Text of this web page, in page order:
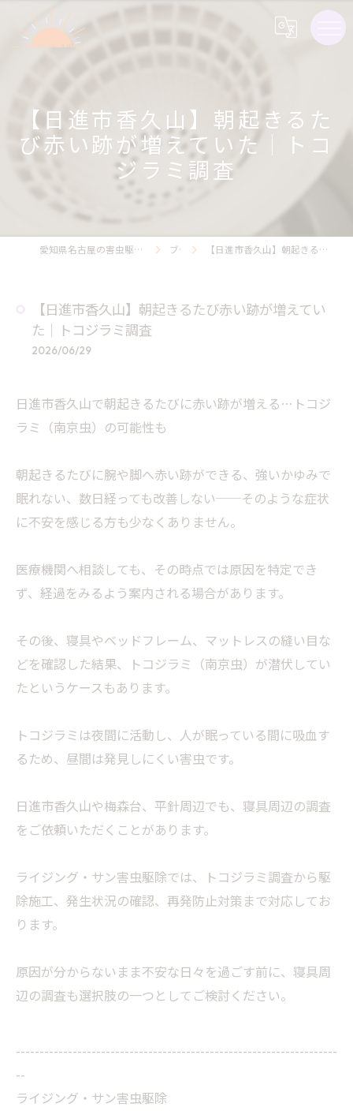
【日進市香久山】朝起きるた
び赤い跡が増えていた｜トコ
ジラミ調査
愛知県名古屋の害虫駆除ならライジング・サン害虫駆除 ブログ 【日進市香久山】朝起きるたび赤い跡が増えていた｜トコジラミ調査
【日進市香久山】朝起きるたび赤い跡が増えてい
た｜トコジラミ調査
2026/06/29
日進市香久山で朝起きるたびに赤い跡が増える…トコジ
ラミ（南京虫）の可能性も
朝起きるたびに腕や脚へ赤い跡ができる、強いかゆみで
眠れない、数日経っても改善しない──そのような症状
に不安を感じる方も少なくありません。
医療機関へ相談しても、その時点では原因を特定でき
ず、経過をみるよう案内される場合があります。
その後、寝具やベッドフレーム、マットレスの縫い目な
どを確認した結果、トコジラミ（南京虫）が潜伏してい
たというケースもあります。
トコジラミは夜間に活動し、人が眠っている間に吸血す
るため、昼間は発見しにくい害虫です。
日進市香久山や梅森台、平針周辺でも、寝具周辺の調査
をご依頼いただくことがあります。
ライジング・サン害虫駆除では、トコジラミ調査から駆
除施工、発生状況の確認、再発防止対策まで対応してお
ります。
原因が分からないまま不安な日々を過ごす前に、寝具周
辺の調査も選択肢の一つとしてご検討ください。
--------------------------------------------------------------------
--
ライジング・サン害虫駆除